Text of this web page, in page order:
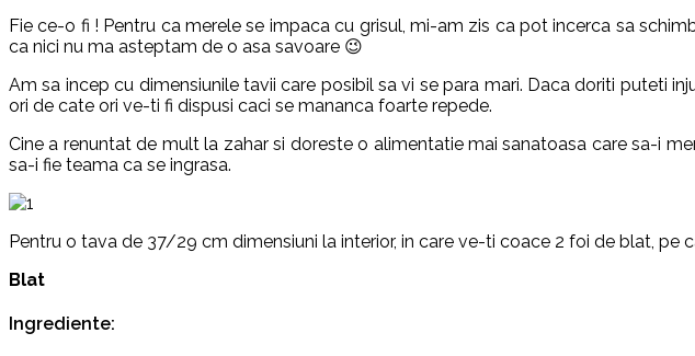
Fie ce-o fi ! Pentru ca merele se impaca cu grisul, mi-am zis ca pot incerca sa
ca nici nu ma asteptam de o asa savoare 😉
Am sa incep cu dimensiunile tavii care posibil sa vi se para mari. Daca doriti puteti
ori de cate ori ve-ti fi dispusi caci se mananca foarte repede.
Cine a renuntat de mult la zahar si doreste o alimentatie mai sanatoasa care sa-i
sa-i fie teama ca se ingrasa.
Pentru o tava de 37/29 cm dimensiuni la interior, in care ve-ti coace 2 foi de blat,
Blat
Ingrediente: